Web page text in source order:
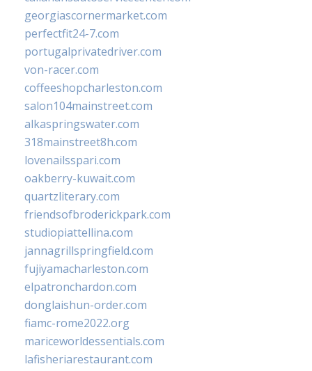
georgiascornermarket.com
perfectfit24-7.com
portugalprivatedriver.com
von-racer.com
coffeeshopcharleston.com
salon104mainstreet.com
alkaspringswater.com
318mainstreet8h.com
lovenailsspari.com
oakberry-kuwait.com
quartzliterary.com
friendsofbroderickpark.com
studiopiattellina.com
jannagrillspringfield.com
fujiyamacharleston.com
elpatronchardon.com
donglaishun-order.com
fiamc-rome2022.org
mariceworldessentials.com
lafisheriarestaurant.com